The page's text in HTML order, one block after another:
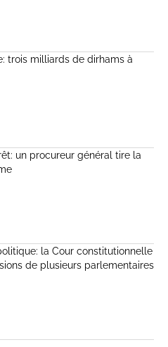
trois milliards de dirhams à
un procureur général tire la
la Cour constitutionnelle
de plusieurs parlementaires